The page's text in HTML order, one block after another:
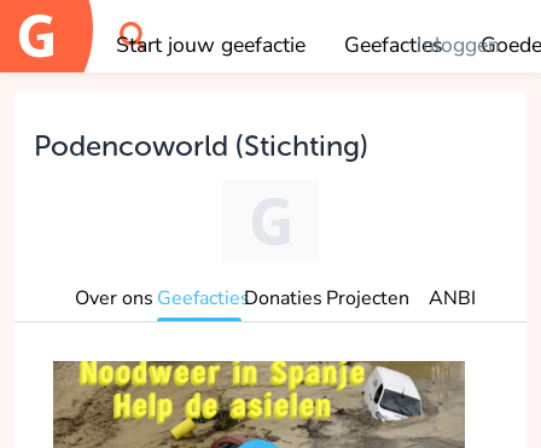
Start jouw geefactie GeefactiesInloggen
OK
Podencoworld (Stichting)
Over ons GeefactiesDonaties Projecten ANBI